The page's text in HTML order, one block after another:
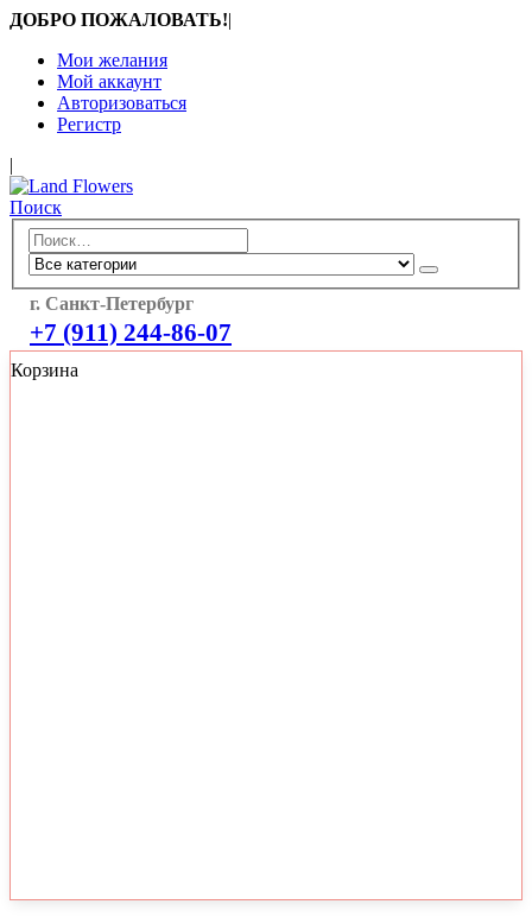
ДОБРО ПОЖАЛОВАТЬ!|
Мои желания
Мой аккаунт
Авторизоваться
Регистр
|
Поиск
г. Санкт-Петербург
+7 (911) 244-86-07
Корзина